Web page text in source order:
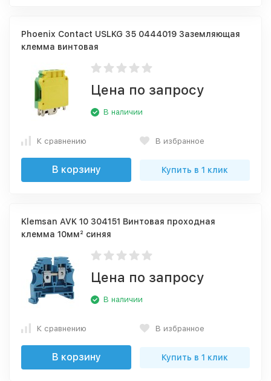
Phoenix Contact USLKG 35 0444019 Заземляющая
клемма винтовая
Цена по запросу
В наличии
К сравнению В избранное
В корзину Купить в 1 клик
Klemsan AVK 10 304151 Винтовая проходная
клемма 10мм² синяя
Цена по запросу
В наличии
К сравнению В избранное
В корзину Купить в 1 клик